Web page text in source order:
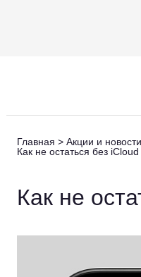
Главная
Акции и новости
Как не остаться без
Как не